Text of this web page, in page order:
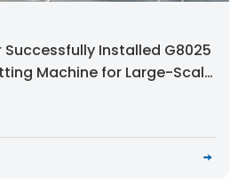
Installed G8025
Machine for Large-Scale